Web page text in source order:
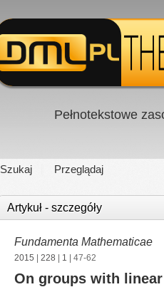
Pełnotekstowe
Szukaj Przeglądaj
Artykuł - szczegóły
Fundamenta Mathematicae
2015 228 1 | 47-62
On groups with